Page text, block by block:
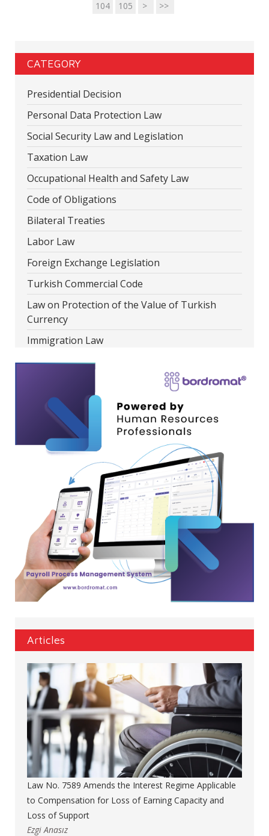
104 105 > >>
CATEGORY
Presidential Decision
Personal Data Protection Law
Social Security Law and Legislation
Taxation Law
Occupational Health and Safety Law
Code of Obligations
Bilateral Treaties
Labor Law
Foreign Exchange Legislation
Turkish Commercial Code
Law on Protection of the Value of Turkish
Currency
Immigration Law
Articles
Law No. 7589 Amends the Interest Regime Applicable
to Compensation for Loss of Earning Capacity and
Loss of Support
Ezgi Anasız